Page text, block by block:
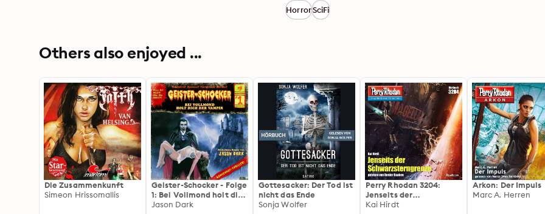
HorrorSciFi
Others also enjoyed ...
Die Zusammenkunft
Simeon Hrissomallis
Geister-Schocker - Folge
1: Bei Vollmond holt dich
der Vampir
Jason Dark
Gottesacker: Der Tod ist
nicht das Ende
Sonja Wolfer
Perry Rhodan 3204:
Jenseits der
Schwarzsterngrenze:
Kai Hirdt
Arkon: Der Impuls
Marc A. Herren